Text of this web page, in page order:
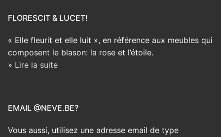
FLORESCIT & LUCET!
« Elle fleurit et elle luit », en référence aux meubles qui
composent le blason: la rose et l’étoile.
» Lire la suite
EMAIL @NEVE.BE?
Vous aussi, utilisez une adresse email de type